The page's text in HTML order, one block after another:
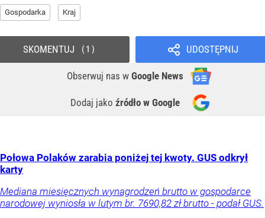
Gospodarka Kraj
UDOSTĘPNIJ
Obserwuj nas w Google News
Dodaj jako źródło w Google
SKOMENTUJ 1
Połowa Polaków zarabia poniżej tej kwoty. GUS odkrył
karty
Mediana miesięcznych wynagrodzeń brutto w gospodarce
narodowej wyniosła w lutym br. 7690,82 zł brutto - podał GUS.